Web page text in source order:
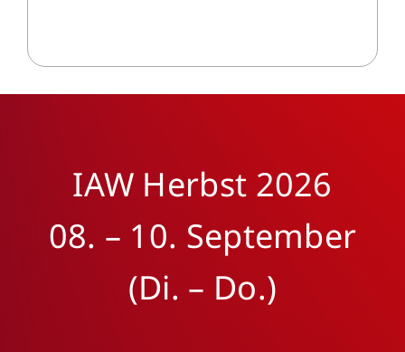
IAW Herbst 2026
08. – 10. September
(Di. – Do.)